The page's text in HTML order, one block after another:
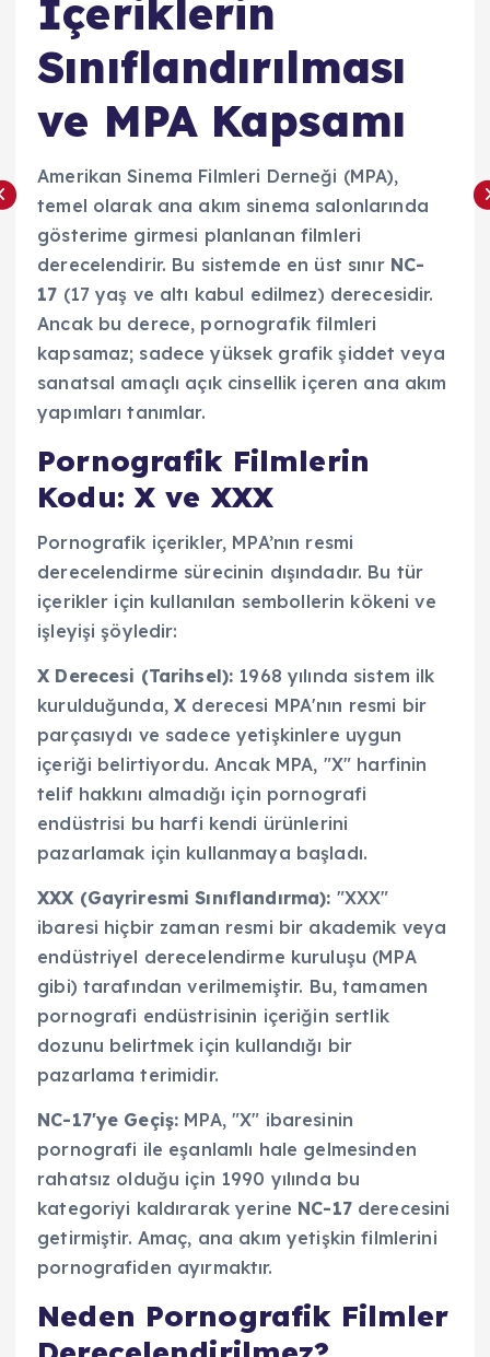
İçeriklerin
Sınıflandırılması
ve MPA Kapsamı
Amerikan Sinema Filmleri Derneği (MPA),
temel olarak ana akım sinema salonlarında
gösterime girmesi planlanan filmleri
derecelendirir. Bu sistemde en üst sınır NC-
17 (17 yaş ve altı kabul edilmez) derecesidir.
Ancak bu derece, pornografik filmleri
kapsamaz; sadece yüksek grafik şiddet veya
sanatsal amaçlı açık cinsellik içeren ana akım
yapımları tanımlar.
Pornografik Filmlerin
Kodu: X ve XXX
Pornografik içerikler, MPA’nın resmi
derecelendirme sürecinin dışındadır. Bu tür
içerikler için kullanılan sembollerin kökeni ve
işleyişi şöyledir:
X Derecesi (Tarihsel): 1968 yılında sistem ilk
kurulduğunda,X derecesi MPA'nın resmi bir
parçasıydı ve sadece yetişkinlere uygun
içeriği belirtiyordu. Ancak MPA, "X" harfinin
telif hakkını almadığı için pornografi
endüstrisi bu harfi kendi ürünlerini
pazarlamak için kullanmaya başladı.
XXX (Gayriresmi Sınıflandırma): "XXX"
ibaresi hiçbir zaman resmi bir akademik veya
endüstriyel derecelendirme kuruluşu (MPA
gibi) tarafından verilmemiştir. Bu, tamamen
pornografi endüstrisinin içeriğin sertlik
dozunu belirtmek için kullandığı bir
pazarlama terimidir.
NC-17'ye Geçiş: MPA, "X" ibaresinin
pornografi ile eşanlamlı hale gelmesinden
rahatsız olduğu için 1990 yılında bu
kategoriyi kaldırarak yerine NC-17derecesini
getirmiştir. Amaç, ana akım yetişkin filmlerini
pornografiden ayırmaktır.
Neden Pornografik Filmler